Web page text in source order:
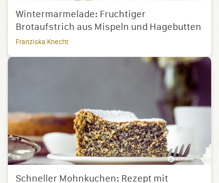
Wintermarmelade: Fruchtiger
Brotaufstrich aus Mispeln und Hagebutten
Franziska Knecht
Schneller Mohnkuchen: Rezept mit